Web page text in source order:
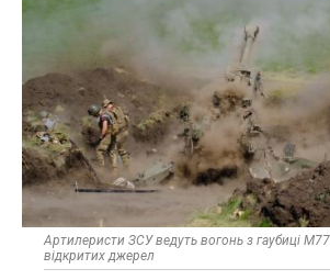
Артилеристи ЗСУ ведуть вогонь з гаубиці
відкритих джерел